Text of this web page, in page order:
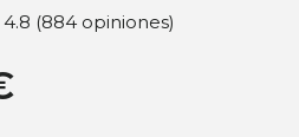
4.8 (884 opiniones)